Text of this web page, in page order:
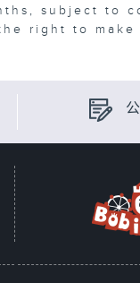
subject to
right to make